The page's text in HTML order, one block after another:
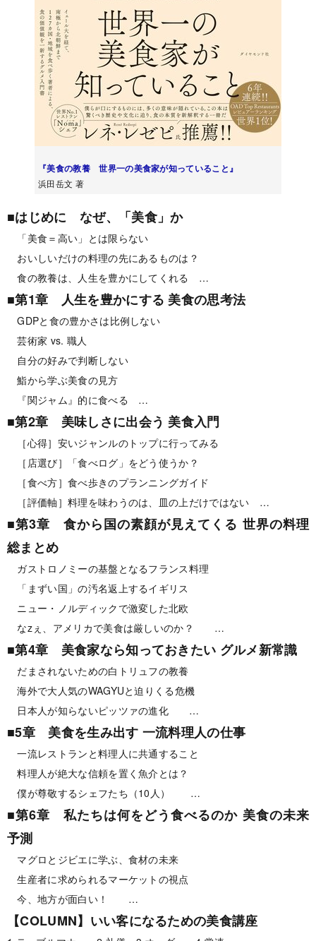
『美食の教養 世界一の美食家が知っていること』
浜田岳文 著
■はじめに なぜ、「美食」か
「美食＝高い」とは限らない
おいしいだけの料理の先にあるものは？
食の教養は、人生を豊かにしてくれる …
■第1章 人生を豊かにする 美食の思考法
GDPと食の豊かさは比例しない
芸術家 vs. 職人
自分の好みで判断しない
鮨から学ぶ美食の見方
『関ジャム』的に食べる …
■第2章 美味しさに出会う 美食入門
［心得］安いジャンルのトップに行ってみる
［店選び］「食べログ」をどう使うか？
［食べ方］食べ歩きのプランニングガイド
［評価軸］料理を味わうのは、皿の上だけではない …
■第3章 食から国の素顔が見えてくる 世界の料理
総まとめ
ガストロノミーの基盤となるフランス料理
「まずい国」の汚名返上するイギリス
ニュー・ノルディックで激変した北欧
なzぇ、アメリカで美食は厳しいのか？ …
■第4章 美食家なら知っておきたい グルメ新常識
だまされないための白トリュフの教養
海外で大人気のWAGYUと迫りくる危機
日本人が知らないピッツァの進化 …
■5章 美食を生み出す 一流料理人の仕事
一流レストランと料理人に共通すること
料理人が絶大な信頼を置く魚介とは？
僕が尊敬するシェフたち（10人） …
■第6章 私たちは何をどう食べるのか 美食の未来
予測
マグロとジビエに学ぶ、食材の未来
生産者に求められるマーケットの視点
今、地方が面白い！ …
【COLUMN】いい客になるための美食講座